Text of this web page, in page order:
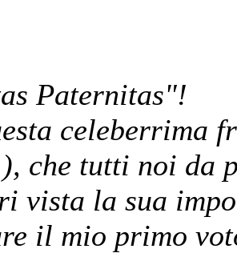
Paternitas"!
celeberrima
che tutti noi da
vista la sua
il mio primo